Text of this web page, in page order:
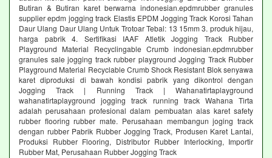
Butiran & Butiran karet berwarna indonesian.epdmrubber granules
supplier epdm jogging track Elastis EPDM Jogging Track Korosi Tahan
Daur Ulang Daur Ulang Untuk Trotoar Tebal: 13 15mm 3. produk hijau,
harga pabrik 4. Sertifikasi IAAF Atletik Jogging Track Rubber
Playground Material Recyclingable Crumb indonesian.epdmrubber
granules sale jogging track rubber playground Jogging Track Rubber
Playground Material Recyclable Crumb Shock Resistant Blok senyawa
karet diproduksi di bawah kondisi pabrik yang dikontrol dengan
Jogging Track | Running Track | Wahanatirtaplayground
wahanatirtaplayground jogging track running track Wahana Tirta
adalah perusahaan profesional dalam pembuatan alas karet safety
rubber flooring rubber mate. Perusahaan membangun joging track
dengan rubber Pabrik Rubber Jogging Track, Produsen Karet Lantai,
Produksi Rubber Flooring, Distributor Rubber Interlocking, Importir
Rubber Mat, Perusahaan Rubber Jogging Track